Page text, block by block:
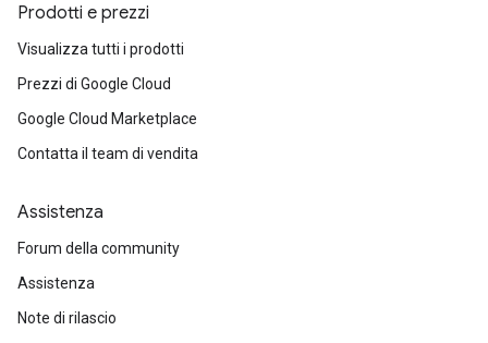
Prodotti e prezzi
Visualizza tutti i prodotti
Prezzi di Google Cloud
Google Cloud Marketplace
Contatta il team di vendita
Assistenza
Forum della community
Assistenza
Note di rilascio